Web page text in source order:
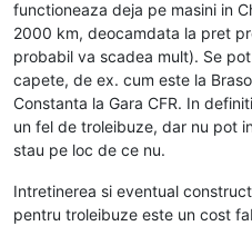
functioneaza deja pe masini in
2000 km, deocamdata la pret
probabil va scadea mult). Se
capete, de ex. cum este la
Constanta la Gara CFR. In
un fel de troleibuze, dar nu pot
stau pe loc de ce nu.
Intretinerea si eventual
pentru troleibuze este un cost